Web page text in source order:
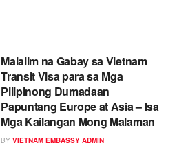
Malalim na Gabay sa Vietnam
Transit Visa para sa Mga
Pilipinong Dumadaan
Papuntang Europe at Asia – Isa
Mga Kailangan Mong Malaman
BY VIETNAM EMBASSY ADMIN